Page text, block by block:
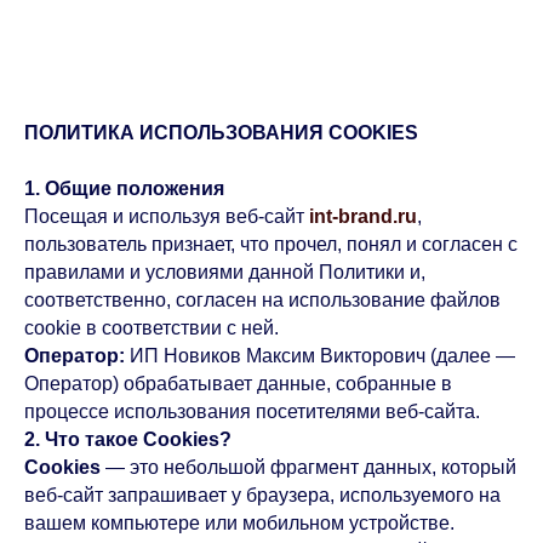
ПОЛИТИКА ИСПОЛЬЗОВАНИЯ COOKIES
1. Общие положения
Посещая и используя веб-сайт int-brand.ru,
пользователь признает, что прочел, понял и согласен с
правилами и условиями данной Политики и,
соответственно, согласен на использование файлов
cookie в соответствии с ней.
Оператор: ИП Новиков Максим Викторович (далее —
Оператор) обрабатывает данные, собранные в
процессе использования посетителями веб-сайта.
2. Что такое Cookies?
Cookies — это небольшой фрагмент данных, который
веб-сайт запрашивает у браузера, используемого на
вашем компьютере или мобильном устройстве.